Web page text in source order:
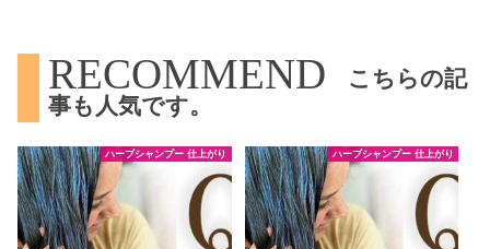
RECOMMEND
こちらの記
事も人気です。
ハーブシャンプー 仕上がり ハーブシャンプー 仕上がり